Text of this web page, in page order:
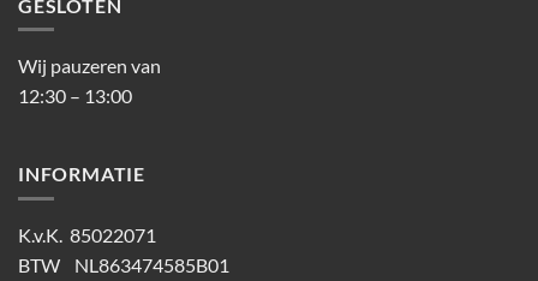
GESLOTEN
Wij pauzeren van
12:30 – 13:00
INFORMATIE
K.v.K. 85022071
BTW NL863474585B01